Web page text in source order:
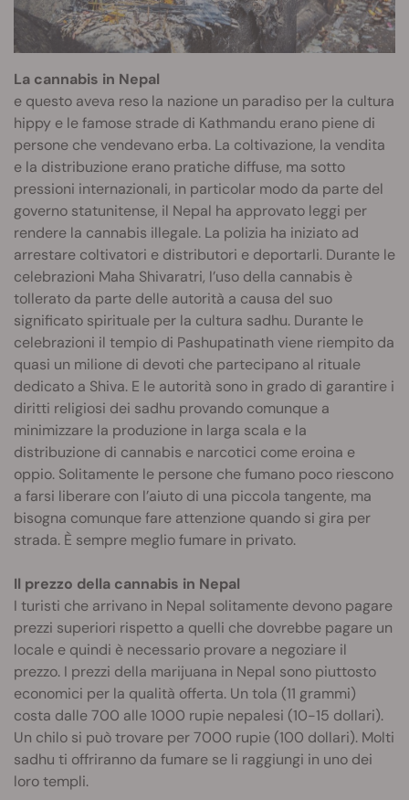
La cannabis in Nepal
e questo aveva reso la nazione un paradiso per la cultura
hippy e le famose strade di Kathmandu erano piene di
persone che vendevano erba. La coltivazione, la vendita
e la distribuzione erano pratiche diffuse, ma sotto
pressioni internazionali, in particolar modo da parte del
governo statunitense, il Nepal ha approvato leggi per
rendere la cannabis illegale. La polizia ha iniziato ad
arrestare coltivatori e distributori e deportarli. Durante le
celebrazioni Maha Shivaratri, l’uso della cannabis è
tollerato da parte delle autorità a causa del suo
significato spirituale per la cultura sadhu. Durante le
celebrazioni il tempio di Pashupatinath viene riempito da
quasi un milione di devoti che partecipano al rituale
dedicato a Shiva. E le autorità sono in grado di garantire i
diritti religiosi dei sadhu provando comunque a
minimizzare la produzione in larga scala e la
distribuzione di cannabis e narcotici come eroina e
oppio. Solitamente le persone che fumano poco riescono
a farsi liberare con l’aiuto di una piccola tangente, ma
bisogna comunque fare attenzione quando si gira per
strada. È sempre meglio fumare in privato.
Il prezzo della cannabis in Nepal
I turisti che arrivano in Nepal solitamente devono pagare
prezzi superiori rispetto a quelli che dovrebbe pagare un
locale e quindi è necessario provare a negoziare il
prezzo. I prezzi della marijuana in Nepal sono piuttosto
economici per la qualità offerta. Un tola (11 grammi)
costa dalle 700 alle 1000 rupie nepalesi (10-15 dollari).
Un chilo si può trovare per 7000 rupie (100 dollari). Molti
sadhu ti offriranno da fumare se li raggiungi in uno dei
loro templi.